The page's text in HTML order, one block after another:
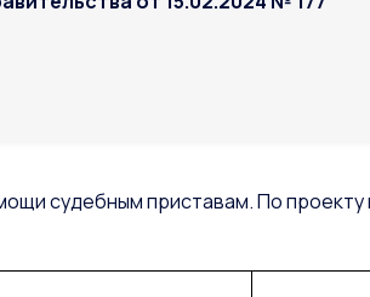
судебным приставам. По проекту